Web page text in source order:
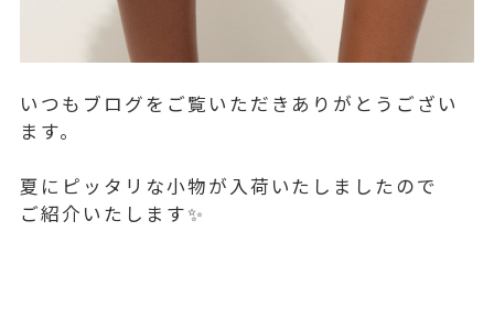
いつもブログをご覧いただきありがとうござい
ます。
夏にピッタリな小物が入荷いたしましたので
ご紹介いたします✨